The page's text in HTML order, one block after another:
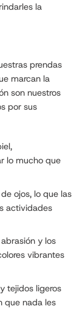
la
prendas
marcan la
son nuestros
por sus
lo mucho que
ojos, lo que las
actividades
y los
vibrantes
tejidos ligeros
que nada les